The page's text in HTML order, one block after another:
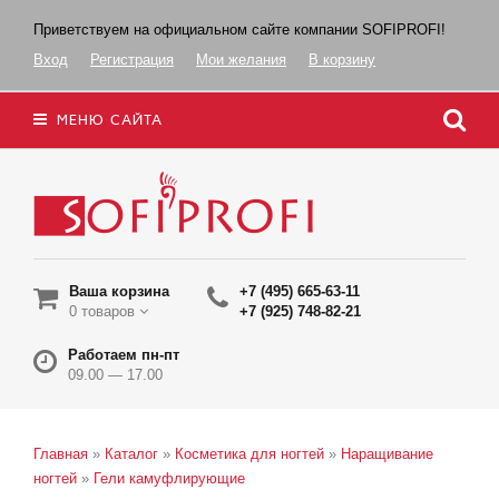
Приветствуем на официальном сайте компании SOFIPROFI!
Вход
Регистрация Мои желания В корзину
МЕНЮ САЙТА
Ваша корзина
0 товаров
+7 (495) 665-63-11
+7 (925) 748-82-21
Работаем пн-пт
09.00 — 17.00
Главная » Каталог » Косметика для ногтей » Наращивание
ногтей » Гели камуфлирующие